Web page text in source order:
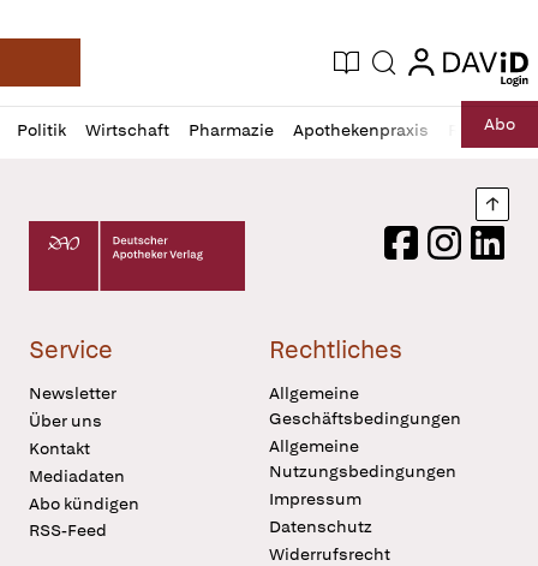
Deutsche Apotheker Zeitung
Aktuelle Ausgabe
Suche login
login
Politik Wirtschaft Pharmazie Apothekenpraxis RechtAbo
Profil
öffnen
Daz
Pur
Deutscher Apotheker Verlag Logo
FacebookInstagram
Service
Newsletter
Über uns
Kontakt
Mediadaten
Abo kündigen
RSS-Feed
Rechtliches
Allgemeine
Geschäftsbedingungen
Allgemeine
Nutzungsbedingungen
Impressum
Datenschutz
Widerrufsrecht